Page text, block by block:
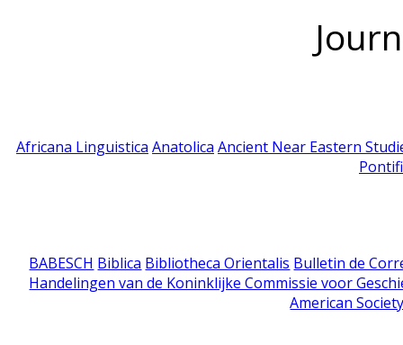
Africana Linguistica Anatolica Ancient Near Eastern
BABESCH Biblica Bibliotheca Orientalis Bulletin de
Handelingen van de Koninklijke Commissie voor
American